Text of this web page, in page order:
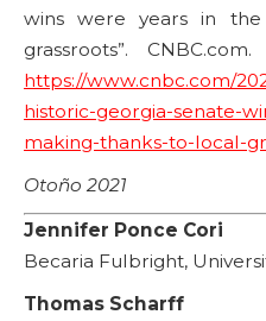
wins were years in
grassroots”.
https://www.cnbc.com/
historic-georgia-senate-
making-thanks-to-local-
Otoño 2021
Jennifer Ponce Cori
Becaria Fulbright,
Thomas Scharff